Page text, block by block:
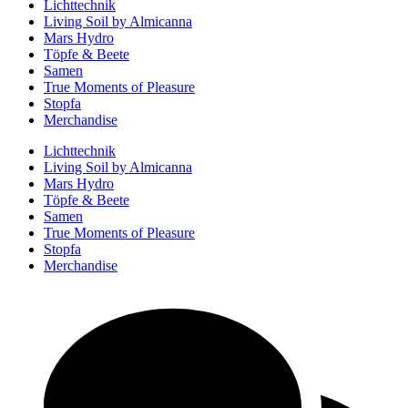
Lichttechnik
Living Soil by Almicanna
Mars Hydro
Töpfe & Beete
Samen
True Moments of Pleasure
Stopfa
Merchandise
Lichttechnik
Living Soil by Almicanna
Mars Hydro
Töpfe & Beete
Samen
True Moments of Pleasure
Stopfa
Merchandise